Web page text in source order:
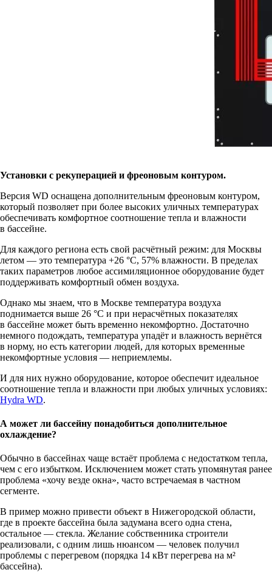
Установки с рекуперацией и фреоновым контуром.
Версия WD оснащена дополнительным фреоновым контуром,
который позволяет при более высоких уличных температурах
обеспечивать комфортное соотношение тепла и влажности
в бассейне.
Для каждого региона есть свой расчётный режим: для Москвы
летом — это температура +26 °C, 57% влажности. В пределах
таких параметров любое ассимиляционное оборудование будет
поддерживать комфортный обмен воздуха.
Однако мы знаем, что в Москве температура воздуха
поднимается выше 26 °C и при нерасчётных показателях
в бассейне может быть временно некомфортно. Достаточно
немного подождать, температура упадёт и влажность вернётся
в норму, но есть категории людей, для которых временные
некомфортные условия — неприемлемы.
И для них нужно оборудование, которое обеспечит идеальное
соотношение тепла и влажности при любых уличных условиях:
Hydra WD.
А может ли бассейну понадобиться дополнительное
охлаждение?
Обычно в бассейнах чаще встаёт проблема с недостатком тепла,
чем с его избытком. Исключением может стать упомянутая ранее
проблема «хочу везде окна», часто встречаемая в частном
сегменте.
В пример можно привести объект в Нижегородской области,
где в проекте бассейна была задумана всего одна стена,
остальное — стекла. Желание собственника строители
реализовали, с одним лишь нюансом — человек получил
проблемы с перегревом (порядка 14 кВт перегрева на м²
бассейна).